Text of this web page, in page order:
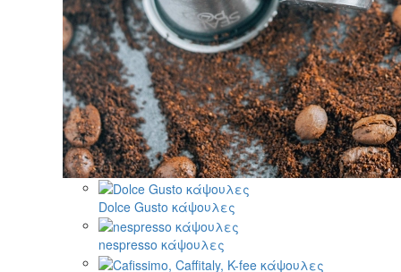
Dolce Gusto κάψουλες
nespresso κάψουλες